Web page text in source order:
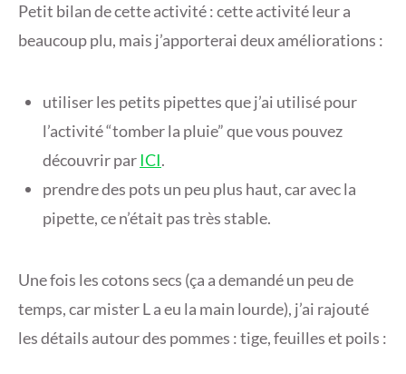
Petit bilan de cette activité : cette activité leur a
beaucoup plu, mais j’apporterai deux améliorations :
utiliser les petits pipettes que j’ai utilisé pour
l’activité “tomber la pluie” que vous pouvez
découvrir parICI.
prendre des pots un peu plus haut, car avec la
pipette, ce n’était pas très stable.
Une fois les cotons secs (ça a demandé un peu de
temps, car mister L a eu la main lourde), j’ai rajouté
les détails autour des pommes : tige, feuilles et poils :